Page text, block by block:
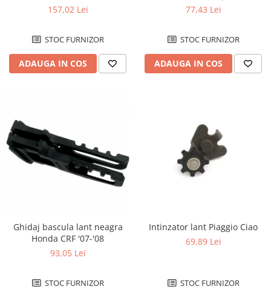
Kit abtibilde
Accesorii puig
Bascula
Bieleta
Pivoti
Set cap de bara
Parbriz
Plasticuri Enduro/Mx
Protectii cadru / motor
Rezervor
Rezervor / Buson rezervor
Sonda benzina
Pompa ulei
Sistem pornire
Capac pornire
Sistem racire motor
Angrenaj pompa apa
Capac racire motor
Kit pompa apa
157,02 Lei
STOC FURNIZOR
ADAUGA IN COS
77,43 Lei
STOC FURNIZOR
ADAUGA IN COS
Ghidaj bascula lant neagra
Honda CRF '07-'08
93,05 Lei
STOC FURNIZOR
Intinzator lant Piaggio Ciao
69,89 Lei
STOC FURNIZOR